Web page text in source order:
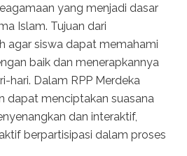
yang menjadi dasar
Islam. Tujuan dari
agar siswa dapat memahami
baik dan menerapkannya
hari. Dalam RPP Merdeka
dapat menciptakan suasana
dan interaktif,
berpartisipasi dalam proses